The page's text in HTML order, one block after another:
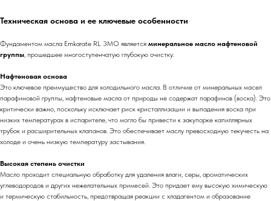
Техническая основа и ее ключевые особенности
Фундаментом масла Emkarate RL 3MO является минеральное масло нафтеновой
группы, прошедшее многоступенчатую глубокую очистку.
Нафтеновая основа
Это ключевое преимущество для холодильного масла. В отличие от минеральных масел
парафиновой группы, нафтеновые масла от природы не содержат парафинов (воска). Это
критически важно, поскольку исключает риск кристаллизации и выпадения воска при
низких температурах в испарителе, что могло бы привести к закупорке капиллярных
трубок и расширительных клапанов. Это обеспечивает маслу превосходную текучесть на
холоде и очень низкую температуру застывания.
Высокая степень очистки
Масло проходит специальную обработку для удаления влаги, серы, ароматических
углеводородов и других нежелательных примесей. Это придает ему высокую химическую
и термическую стабильность, предотвращая реакции с хладагентом и образование